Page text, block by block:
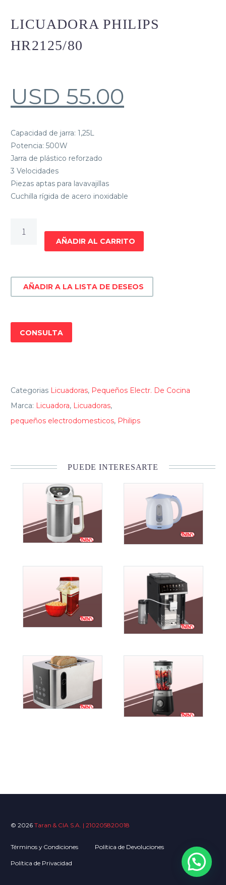
LICUADORA PHILIPS
HR2125/80
USD 55.00
Capacidad de jarra: 1,25L
Potencia: 500W
Jarra de plástico reforzado
3 Velocidades
Piezas aptas para lavavajillas
Cuchilla rígida de acero inoxidable
PHILIPS
HR2125/80
AÑADIR AL CARRITO
AÑADIR A LA LISTA DE DESEOS
CONSULTA
Categorias Licuadoras, Pequeños Electr. De Cocina
Marca: Licuadora, Licuadoras,
pequeños electrodomesticos, Philips
PUEDE INTERESARTE
© 2026 Taran & CIA S.A. | 210205820018
Términos y Condiciones Política de Devoluciones
Política de Privacidad